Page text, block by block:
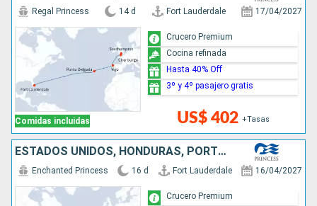
Comidas incluidas
Regal Princess 14 d Fort Lauderdale 17/04/2027
US$ 402 +Tasas
Crucero Premium
Cocina refinada
Hasta 40% Off
3º y 4º pasajero gratis
ESTADOS UNIDOS, HONDURAS, PORTUGAL, ESPAÑA, FRANCIA, ITALIA
Enchanted Princess 16 d Fort Lauderdale 16/04/2027
Crucero Premium